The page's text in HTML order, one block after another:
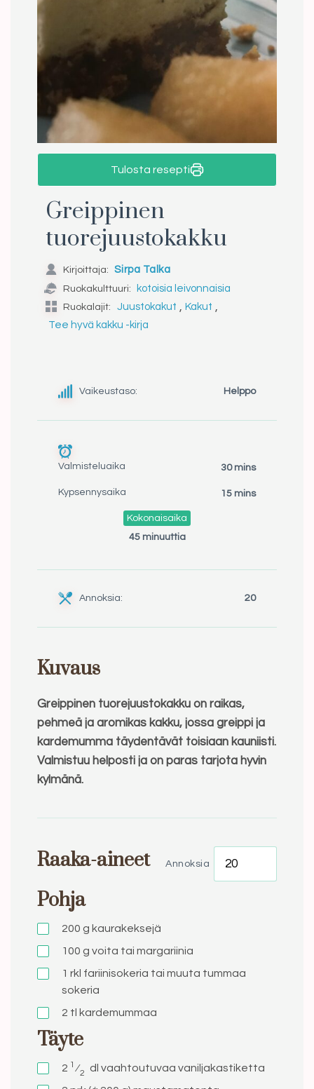
Tulosta resepti
Greippinen
tuorejuustokakku
Kirjoittaja: Sirpa Talka
Ruokakulttuuri:
kotoisia leivonnaisia
Ruokalajit:
Juustokakut , Kakut ,
Tee hyvä kakku -kirja
Vaikeustaso: Helppo
Valmisteluaika 30 mins
Kypsennysaika 15 mins
Kokonaisaika
45 minuuttia
Annoksia: 20
Kuvaus
Greippinen tuorejuustokakku on raikas,
pehmeä ja aromikas kakku, jossa greippi ja
kardemumma täydentävät toisiaan kauniisti.
Valmistuu helposti ja on paras tarjota hyvin
kylmänä.
Raaka-aineet Annoksia
Pohja
200 g kaurakeksejä
100 g voita tai margariinia
1 rkl fariinisokeria tai muuta tummaa
sokeria
2 tl kardemummaa
Täyte
2 1 ⁄2 dl vaahtoutuvaa vaniljakastiketta